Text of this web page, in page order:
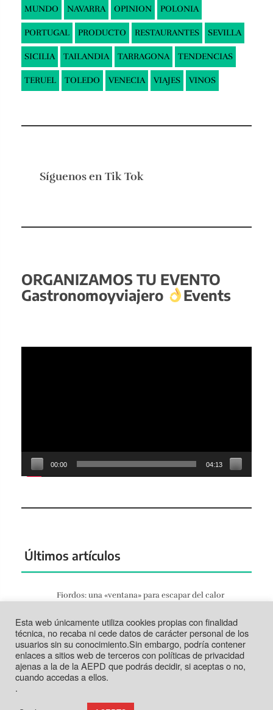
MUNDO NAVARRA OPINION POLONIA
PORTUGAL PRODUCTO RESTAURANTES SEVILLA
SICILIA TAILANDIA TARRAGONA TENDENCIAS
TERUEL TOLEDO VENECIA VIAJES VINOS
Síguenos en Tik Tok
ORGANIZAMOS TU EVENTO
Gastronomoyviajero
Events
00:00 04:13
Últimos artículos
Fiordos: una «ventana» para escapar del calor
Tortosa: la vida según el Ebro
Jun 21, 2026
Tabarca: más que un trozo de piedra
Jun 14, 2026
Esta web únicamente utiliza cookies propias con finalidad
técnica, no recaba ni cede datos de carácter personal de los
usuarios sin su conocimiento.Sin embargo, podría contener
enlaces a sitios web de terceros con políticas de privacidad
ajenas a la de la AEPD que podrás decidir, si aceptas o no,
cuando accedas a ellos.
.